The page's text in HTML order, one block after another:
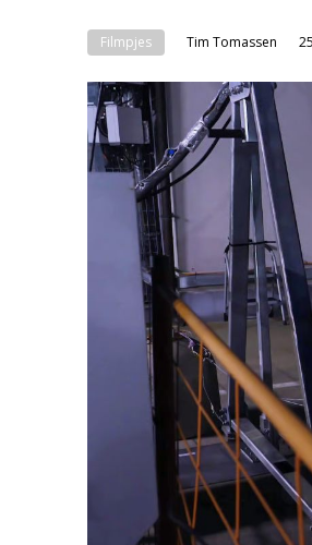
Filmpjes Tim Tomassen